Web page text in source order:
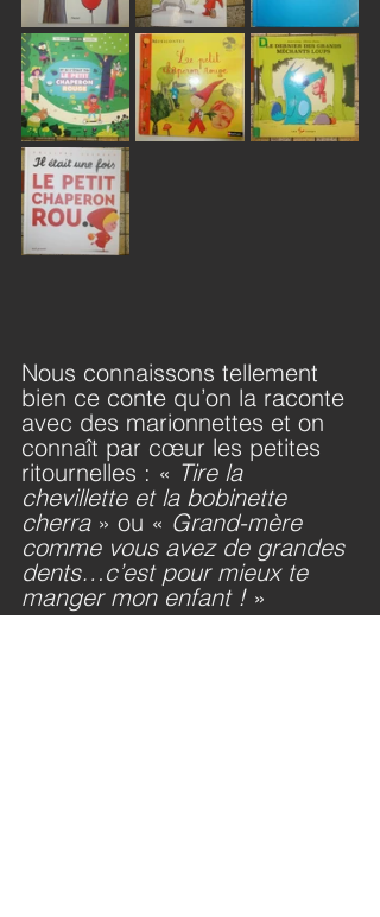
Nous connaissons tellement
bien ce conte qu’on la raconte
avec des marionnettes et on
connaît par cœur les petites
ritournelles : « Tire la
chevillette et la bobinette
cherra » ou « Grand-mère
comme vous avez de grandes
dents…c’est pour mieux te
manger mon enfant ! »